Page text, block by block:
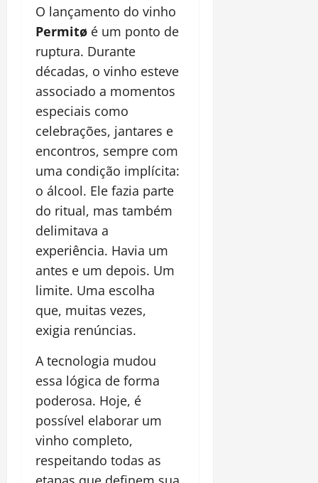
O lançamento do vinho
Permitø é um ponto de
ruptura. Durante
décadas, o vinho esteve
associado a momentos
especiais como
celebrações, jantares e
encontros, sempre com
uma condição implícita:
o álcool. Ele fazia parte
do ritual, mas também
delimitava a
experiência. Havia um
antes e um depois. Um
limite. Uma escolha
que, muitas vezes,
exigia renúncias.
A tecnologia mudou
essa lógica de forma
poderosa. Hoje, é
possível elaborar um
vinho completo,
respeitando todas as